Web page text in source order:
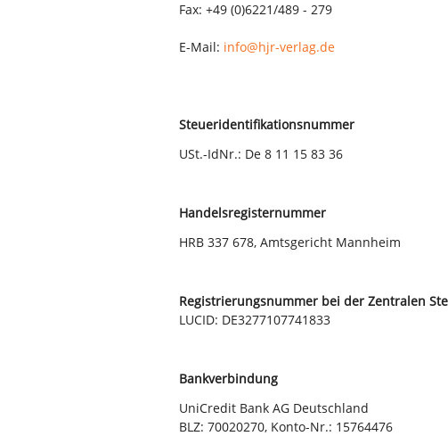
Fax: +49 (0)6221/489 - 279
E-Mail: info@hjr-verlag.de
Steueridentifikationsnummer
USt.-IdNr.: De 8 11 15 83 36
Handelsregisternummer
HRB 337 678, Amtsgericht Mannheim
Registrierungsnummer bei der Zentralen
LUCID: DE3277107741833
Bankverbindung
UniCredit Bank AG Deutschland
BLZ: 70020270, Konto-Nr.: 15764476